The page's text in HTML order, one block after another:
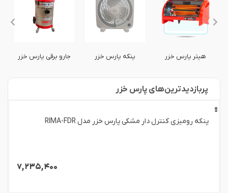
هیتر پارس خزر پنکه پارس خزر جارو برقی پارس خزر
پربازدید‌ترین‌های پارس خزر
پنکه رومیزی کنترل دار مشکی پارس خزر مدل RIMA-FDR
۷,۲۳۵,۴۰۰